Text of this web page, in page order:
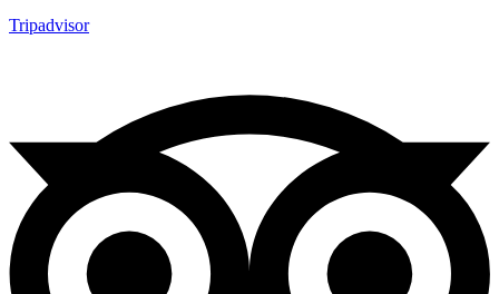
Tripadvisor